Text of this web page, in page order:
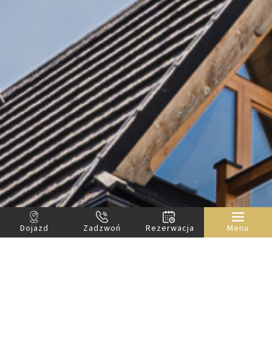
Dojazd Zadzwoń Rezerwacja Menu